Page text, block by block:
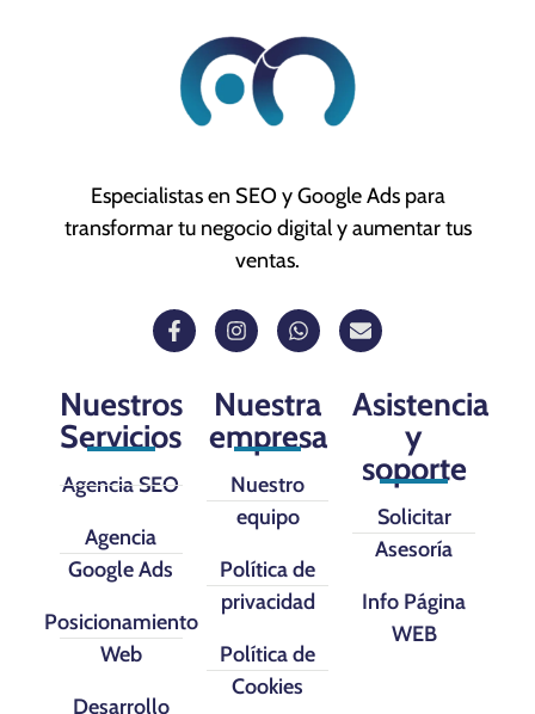
Especialistas en SEO y Google Ads para
transformar tu negocio digital y aumentar tus
ventas.
Nuestros
Servicios
Agencia SEO
Agencia
Google Ads
Posicionamiento
Web
Desarrollo
Nuestra
empresa
Nuestro
equipo
Política de
privacidad
Política de
Cookies
Asistencia
y
soporte
Solicitar
Asesoría
Info Página
WEB